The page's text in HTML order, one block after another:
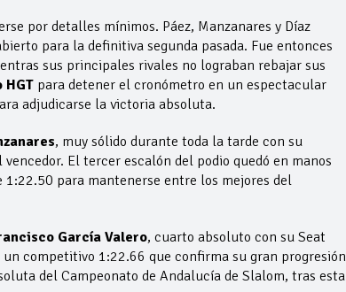
por detalles mínimos. Páez, Manzanares y Díaz
para la definitiva segunda pasada. Fue entonces
sus principales rivales no lograban rebajar sus
HGTpara detener el cronómetro en un espectacular
adjudicarse la victoria absoluta.
, muy sólido durante toda la tarde con su
El tercer escalón del podio quedó en manos
para mantenerse entre los mejores del
García Valero, cuarto absoluto con su Seat
competitivo 1:22.66 que confirma su gran progresión
del Campeonato de Andalucía de Slalom, tras esta